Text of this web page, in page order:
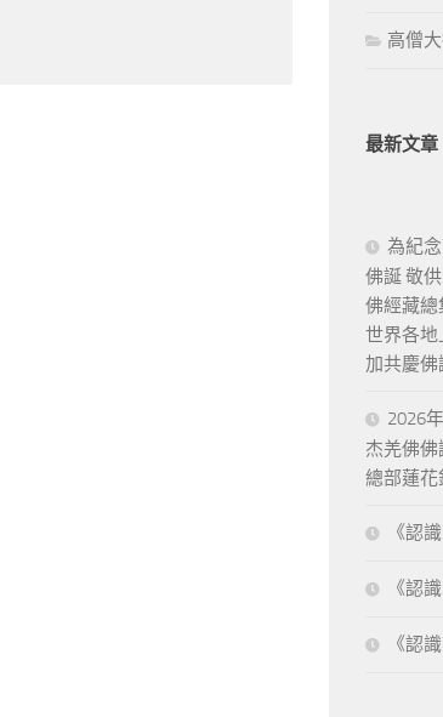
高僧
最新文章
為紀
佛誕 敬
佛經藏總
世界各地
加共慶佛
2026
杰羌佛
總部蓮
《認
《認
《認